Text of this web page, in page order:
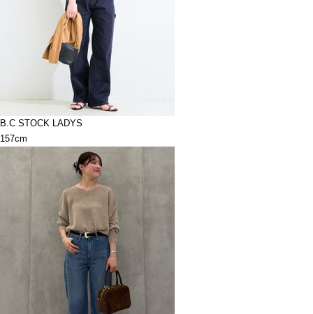
B.C STOCK LADYS
157cm